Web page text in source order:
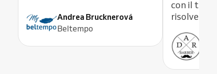
Andrea Brucknerová
Beltempo
con il
risolve